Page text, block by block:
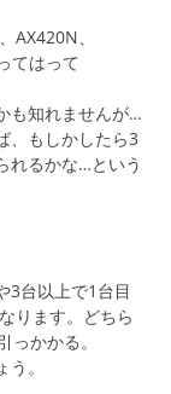
AX420N、
てはって
も知れませんが…
、もしかしたら3
れるかな…という
3台以上で1台目
ります。どちら
かかる。
。